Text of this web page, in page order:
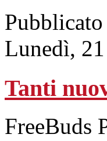
Lunedì,
Tanti
FreeBuds